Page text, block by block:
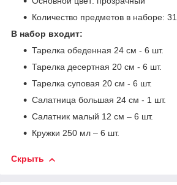
Количество предметов в наборе: 31
В набор входит:
Тарелка обеденная 24 см - 6 шт.
Тарелка десертная 20 см - 6 шт.
Тарелка суповая 20 см - 6 шт.
Салатница большая 24 см - 1 шт.
Салатник малый 12 см – 6 шт.
Кружки 250 мл – 6 шт.
Скрыть